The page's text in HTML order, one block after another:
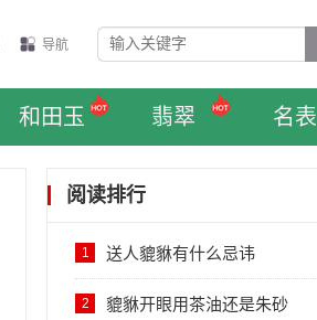
导航
和田玉 翡翠 名表
阅读排行
1 送人貔貅有什么忌讳
2 貔貅开眼用茶油还是朱砂